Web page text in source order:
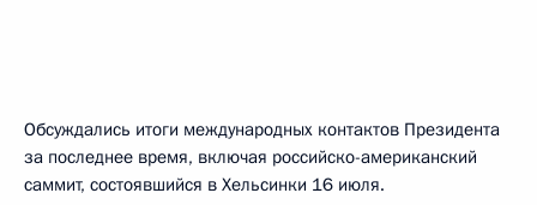
Обсуждались итоги международных контактов Президента
за последнее время, включая российско-американский
саммит, состоявшийся в Хельсинки 16 июля.